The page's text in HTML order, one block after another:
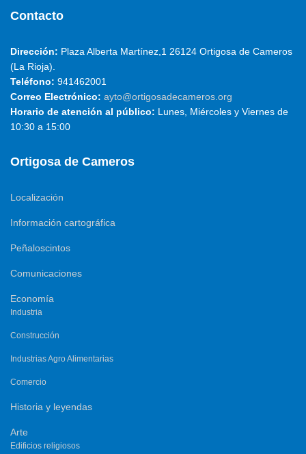
Contacto
Dirección: Plaza Alberta Martínez,1 26124 Ortigosa de Cameros
(La Rioja).
Teléfono: 941462001
Correo Electrónico: ayto@ortigosadecameros.org
Horario de atención al público: Lunes, Miércoles y Viernes de
10:30 a 15:00
Ortigosa de Cameros
Localización
Información cartográfica
Peñaloscintos
Comunicaciones
Economía
Industria
Construcción
Industrias Agro Alimentarias
Comercio
Historia y leyendas
Arte
Edificios religiosos